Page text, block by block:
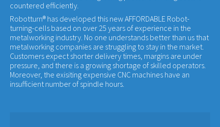
countered efficiently.
Robotturn® has developed this new AFFORDABLE Robot-
turning-cells based on over 25 years of experience in the
metalworking industry. No one understands better than us that
metalworking companies are struggling to stay in the market.
Customers expect shorter delivery times, margins are under
pressure, and there is a growing shortage of skilled operators.
Moreover, the exisiting expensive CNC machines have an
insufficient number of spindle hours.